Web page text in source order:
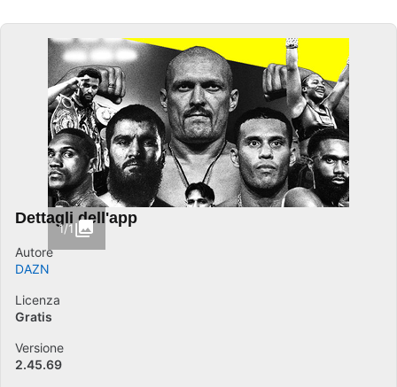
1/1
Dettagli dell'app
Autore
DAZN
Licenza
Gratis
Versione
2.45.69